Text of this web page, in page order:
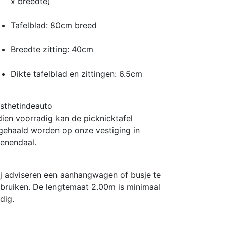
Tafelblad: 80cm breed
Breedte zitting: 40cm
Dikte tafelblad en zittingen: 6.5cm
voorradig kan de picknicktafel
worden op onze vestiging in
adviseren een aanhangwagen of busje te
De lengtemaat 2.00m is minimaal